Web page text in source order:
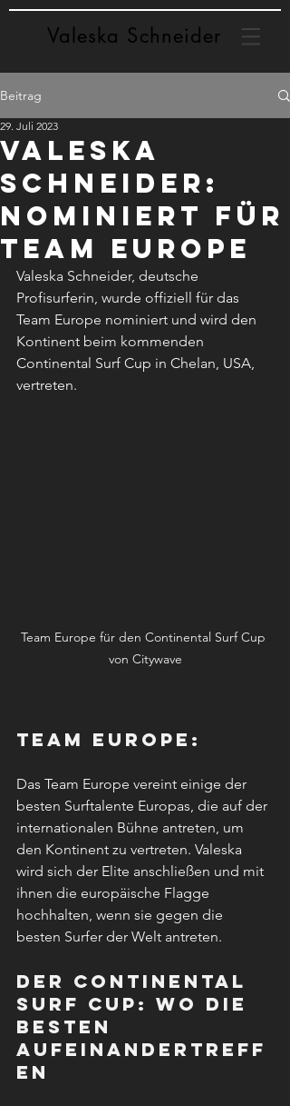
Valeska Schneider
Beitrag
Valeska
Schneider:
Nominiert für
Team Europe
29. Juli 2023
Valeska Schneider, deutsche
Profisurferin, wurde offiziell für das
Team Europe nominiert und wird den
Kontinent beim kommenden
Continental Surf Cup in Chelan, USA,
vertreten.
Team Europe für den Continental Surf Cup
von Citywave
Team Europe:
Das Team Europe vereint einige der
besten Surftalente Europas, die auf der
internationalen Bühne antreten, um
den Kontinent zu vertreten. Valeska
wird sich der Elite anschließen und mit
ihnen die europäische Flagge
hochhalten, wenn sie gegen die
besten Surfer der Welt antreten.
Der Continental
Surf Cup: Wo die
Besten
aufeinandertreff
en